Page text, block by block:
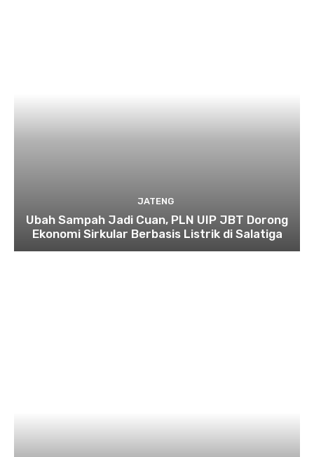
JATENG
Ubah Sampah Jadi Cuan, PLN UIP JBT Dorong
Ekonomi Sirkular Berbasis Listrik di Salatiga